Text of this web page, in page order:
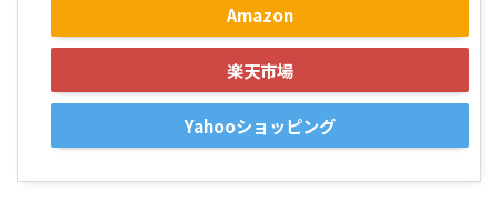
Amazon
楽天市場
Yahooショッピング